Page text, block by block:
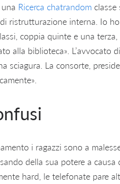
Ricerca chatrandom
ristrutturazione interna. Io
coppia quinte e una
alla biblioteca». L’avvocato
sciagura. La consorte,
i ragazzi sono a
della sua potere a
hard, le telefonate pare